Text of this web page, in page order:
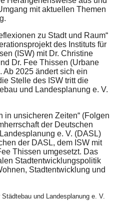
mit aktuellen Themen
zu Stadt und Raum“
des Instituts für
(ISW) mit Dr. Christine
Dr. Fee Thissen (Urbane
Ab 2025 ändert sich ein
Stelle des ISW tritt die
und Landesplanung e. V.
in unsicheren Zeiten“ (Folgen
der Deutschen
e. V. (DASL)
der DASL, dem ISW mit
Thissen umgesetzt. Das
Stadtentwicklungspolitik
Stadtentwicklung und
und Landesplanung e. V.